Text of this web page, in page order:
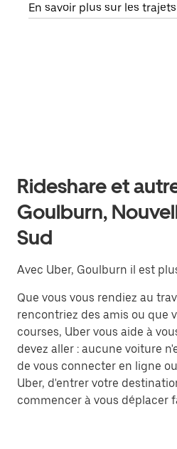
En savoir plus sur les
Rideshare et
Goulburn,
Sud
Avec Uber, Goulburn il est
Que vous vous rendiez au
rencontriez des amis ou que
courses, Uber vous aide à
devez aller : aucune voiture
de vous connecter en ligne
Uber, d'entrer votre
commencer à vous déplacer